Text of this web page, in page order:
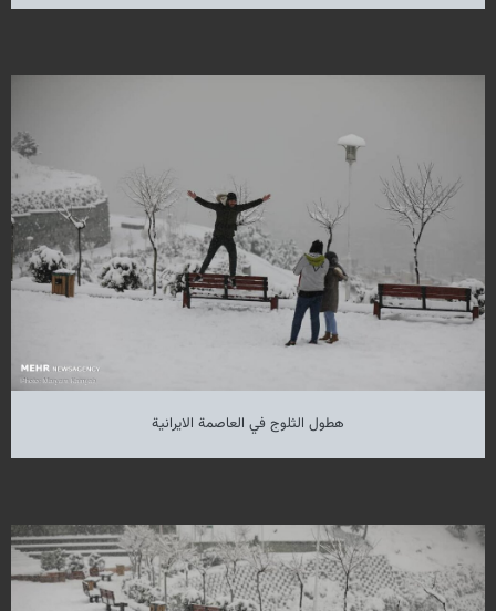
هطول الثلوج في العاصمة الايرانية